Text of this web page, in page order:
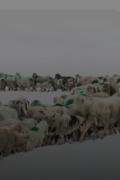
the unique